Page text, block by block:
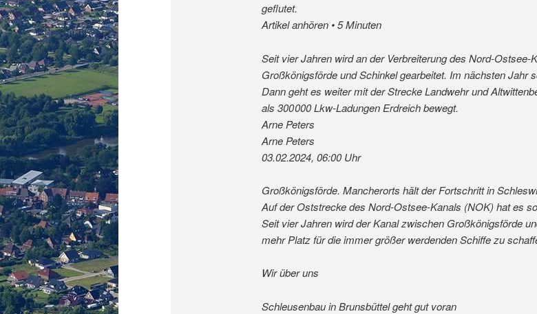
geflutet.
Artikel anhören • 5 Minuten
Seit vier Jahren wird an der Verbreiterung des Nord-Ostsee-
Großkönigsförde und Schinkel gearbeitet. Im nächsten Jahr
Dann geht es weiter mit der Strecke Landwehr und
als 300 000 Lkw-Ladungen Erdreich bewegt.
Arne Peters
Arne Peters
03.02.2024, 06:00 Uhr
Großkönigsförde. Mancherorts hält der Fortschritt in
Auf der Oststrecke des Nord-Ostsee-Kanals (NOK) hat es
Seit vier Jahren wird der Kanal zwischen Großkönigsförde
mehr Platz für die immer größer werdenden Schiffe zu
Wir über uns
Schleusenbau in Brunsbüttel geht gut voran